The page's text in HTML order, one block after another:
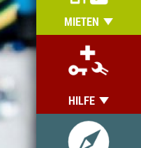
MIETEN
HILFE